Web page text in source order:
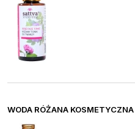
WODA RÓŻANA